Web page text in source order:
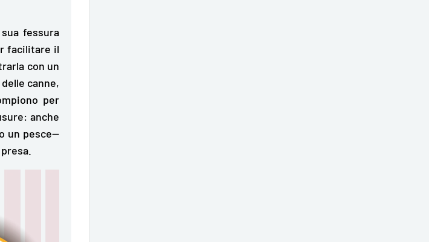
fessura
facilitare il
con un
canne,
per
anche
un pesce—